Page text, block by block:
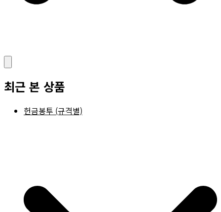
최근 본 상품
헌금봉투 (규격별)